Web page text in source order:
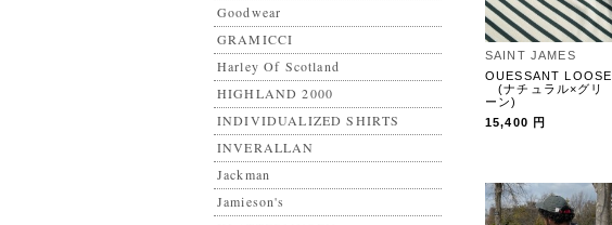
Goodwear
GRAMICCI
Harley Of Scotland
HIGHLAND 2000
INDIVIDUALIZED SHIRTS
INVERALLAN
Jackman
Jamieson's
SAINT JAMES
OUESSANT LOOSE
(ナチュラル×グリ
ーン)
15,400 円